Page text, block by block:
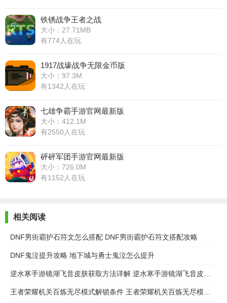
铁锈战争王者之战
大小：27.71MB
有774人在玩
1917战壕战争无限金币版
大小：97.3M
有1342人在玩
七雄争霸手游官网最新版
大小：412.1M
有2550人在玩
砰砰军团手游官网最新版
大小：726.0M
有1152人在玩
相关阅读
DNF男街霸护石符文怎么搭配 DNF男街霸护石符文搭配攻略
DNF鬼泣提升攻略 地下城与勇士鬼泣怎么提升
逆水寒手游镜湖飞音皮肤获取方法详解 逆水寒手游镜湖飞音皮肤怎么获取
王者荣耀机关百炼无尽模式解锁条件 王者荣耀机关百炼无尽模式怎么解锁